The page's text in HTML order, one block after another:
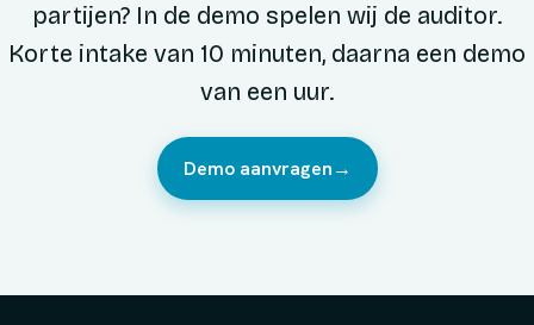
partijen? In de demo spelen wij de auditor.
Korte intake van 10 minuten, daarna een demo
van een uur.
Demo aanvragen→